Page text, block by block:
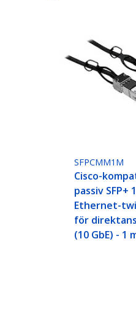
SFPCMM1M
Cisco-
passiv SFP+
Ethernet-
för
(10 GbE) - 1